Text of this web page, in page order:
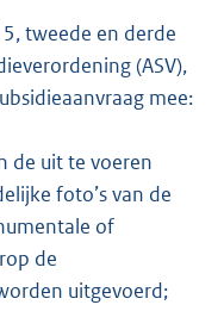
tweede en derde
(ASV),
mee:
de uit te voeren
foto’s van de
of
de
uitgevoerd;